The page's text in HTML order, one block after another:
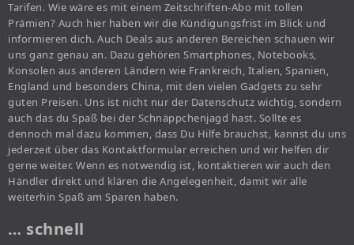
Tarifen. Wie wäre es mit einem Zeitschriften-Abo mit tollen
Prämien? Auch hier haben wir die Kündigungsfrist im Blick und
informieren dich. Auch Deals aus anderen Bereichen schauen wir
uns ganz genau an. Dazu gehören Smartphones, Notebooks,
Konsolen aus anderen Ländern wie Frankreich, Italien, Spanien,
England und besonders China, mit den vielen Gadgets zu sehr
guten Preisen. Uns ist nicht nur der Datenschutz wichtig, sondern
auch das du Spaß bei der Schnäppchenjagd hast. Sollte es
dennoch mal dazu kommen, dass Du Hilfe brauchst, kannst du uns
jederzeit über das Kontaktformular erreichen und wir helfen dir
gerne weiter. Wenn es notwendig ist, kontaktieren wir auch den
Händler direkt und klären die Angelegenheit, damit wir alle
weiterhin Spaß am Sparen haben.
… schnell